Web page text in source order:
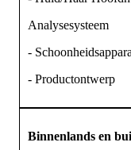
Analysesysteem
-
- Productontwerp
Binnenlands en